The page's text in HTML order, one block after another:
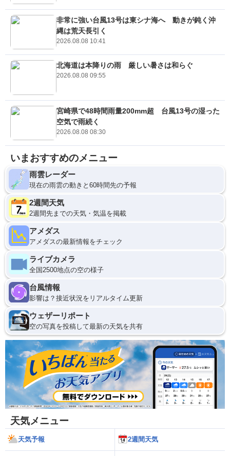
非常に強い台風13号は東シナ海へ 動きが鈍く沖
縄は荒天長引く
2026.08.08 10:41
北海道は本降りの雨 厳しい暑さは和らぐ
2026.08.08 09:55
宮崎県で48時間雨量200mm超 台風13号の湿った
空気で雨続く
2026.08.08 08:30
いまおすすめのメニュー
雨雲レーダー
現在の雨雲の動きと60時間先の予報
2週間天気
2週間先までの天気・気温を掲載
アメダス
アメダスの最新情報をチェック
ライブカメラ
全国2500地点の空の様子
台風情報
影響は？接近状況をリアルタイム更新
ウェザーリポート
空の写真を投稿して最新の天気を共有
天気メニュー
天気予報 2週間天気